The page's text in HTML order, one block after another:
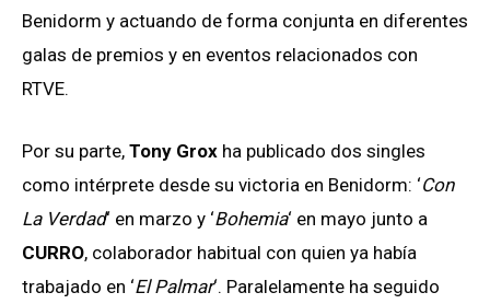
Benidorm y actuando de forma conjunta en diferentes
galas de premios y en eventos relacionados con
RTVE.
Por su parte, Tony Grox ha publicado dos singles
como intérprete desde su victoria en Benidorm: ‘Con
La Verdad‘ en marzo y ‘Bohemia‘ en mayo junto a
CURRO, colaborador habitual con quien ya había
trabajado en ‘El Palmar‘. Paralelamente ha seguido